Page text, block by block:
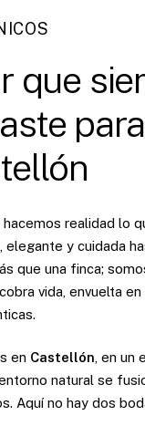
que
para
hacemos realidad lo
elegante y cuidada
que una finca;
vida, envuelta
en Castellón, en un
natural se
Aquí no hay dos